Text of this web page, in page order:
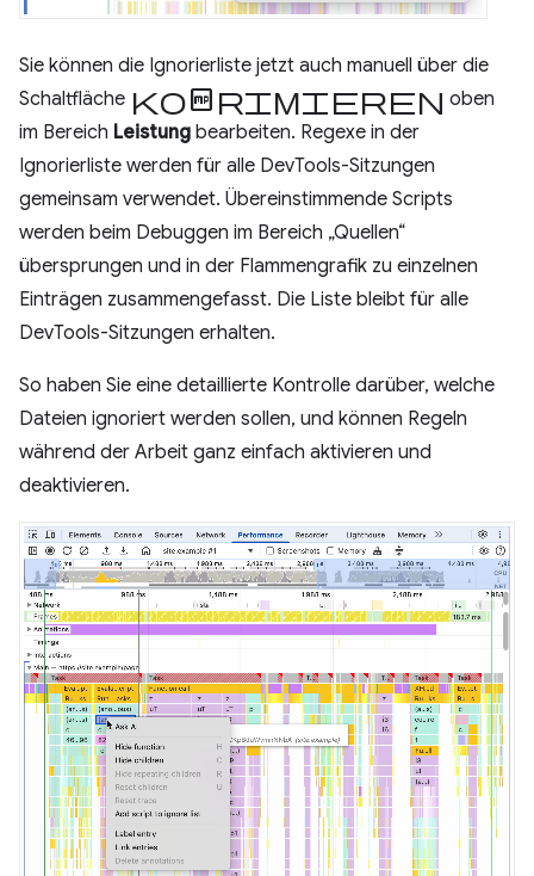
Sie können die Ignorierliste jetzt auch manuell über die
Schaltfläche Komprimieren oben
im Bereich Leistung bearbeiten. Regexe in der
Ignorierliste werden für alle DevTools-Sitzungen
gemeinsam verwendet. Übereinstimmende Scripts
werden beim Debuggen im Bereich „Quellen“
übersprungen und in der Flammengrafik zu einzelnen
Einträgen zusammengefasst. Die Liste bleibt für alle
DevTools-Sitzungen erhalten.
So haben Sie eine detaillierte Kontrolle darüber, welche
Dateien ignoriert werden sollen, und können Regeln
während der Arbeit ganz einfach aktivieren und
deaktivieren.